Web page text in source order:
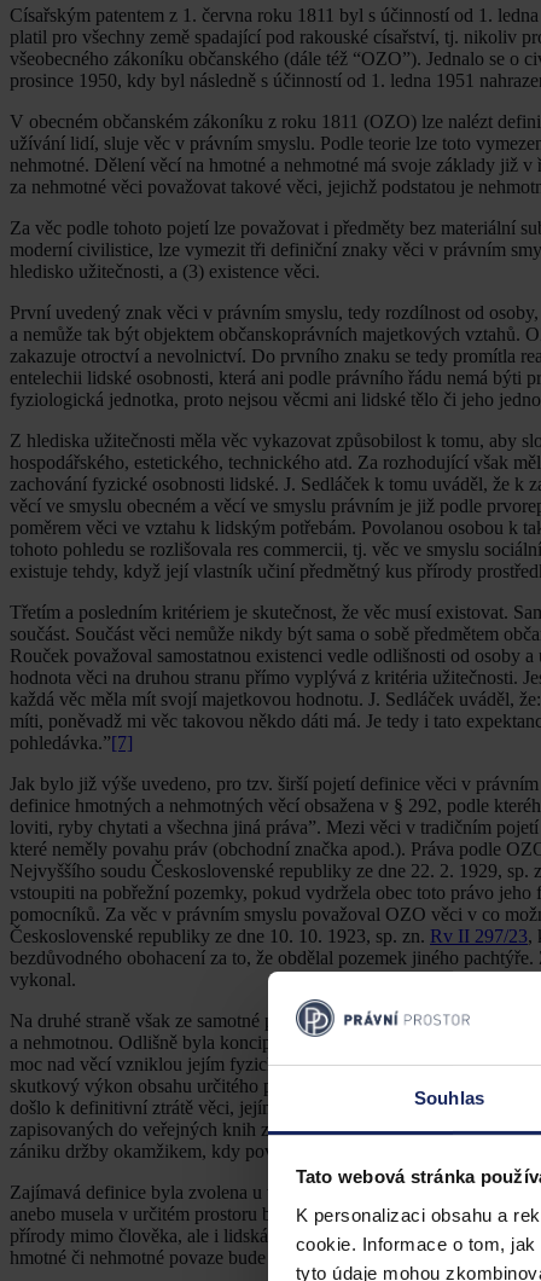
Souhlas
Tato webová stránka
K personalizaci obsahu a
cookie. Informace o tom,
tyto údaje mohou
Císařským patentem z 1. června roku 1811 byl s účinností od 1.
platil pro všechny země spadající pod rakouské císařství, tj. nikoliv
všeobecného zákoníku občanského (dále též “OZO”). Jednalo se
prosince 1950, kdy byl následně s účinností od 1. ledna 1951
V obecném občanském zákoníku z roku 1811 (OZO) lze nalézt
užívání lidí, sluje věc v právním smyslu. Podle teorie lze toto
nehmotné. Dělení věcí na hmotné a nehmotné má svoje základy již
za nehmotné věci považovat takové věci, jejichž podstatou je
Za věc podle tohoto pojetí lze považovat i předměty bez materiální
moderní civilistice, lze vymezit tři definiční znaky věci v právním
hledisko užitečnosti, a (3) existence věci.
První uvedený znak věci v právním smyslu, tedy rozdílnost od
a nemůže tak být objektem občanskoprávních majetkových vztahů.
zakazuje otroctví a nevolnictví. Do prvního znaku se tedy promítla
entelechii lidské osobnosti, která ani podle právního řádu nemá býti
fyziologická jednotka, proto nejsou věcmi ani lidské tělo či jeho
Z hlediska užitečnosti měla věc vykazovat způsobilost k tomu, aby
hospodářského, estetického, technického atd. Za rozhodující však
zachování fyzické osobnosti lidské. J. Sedláček k tomu uváděl, že k
věcí ve smyslu obecném a věcí ve smyslu právním je již podle
poměrem věci ve vztahu k lidským potřebám. Povolanou osobou k
tohoto pohledu se rozlišovala res commercii, tj. věc ve smyslu
existuje tehdy, když její vlastník učiní předmětný kus přírody
Třetím a posledním kritériem je skutečnost, že věc musí existovat.
součást. Součást věci nemůže nikdy být sama o sobě předmětem
Rouček považoval samostatnou existenci vedle odlišnosti od osoby
hodnota věci na druhou stranu přímo vyplývá z kritéria užitečnosti.
každá věc měla mít svojí majetkovou hodnotu. J. Sedláček uváděl,
míti, poněvadž mi věc takovou někdo dáti má. Je tedy i tato
pohledávka.”[7]
Jak bylo již výše uvedeno, pro tzv. širší pojetí definice věci v
definice hmotných a nehmotných věcí obsažena v § 292, podle
loviti, ryby chytati a všechna jiná práva”. Mezi věci v tradičním
které neměly povahu práv (obchodní značka apod.). Práva podle
Nejvyššího soudu Československé republiky ze dne 22. 2. 1929, sp.
vstoupiti na pobřežní pozemky, pokud vydržela obec toto právo
pomocníků. Za věc v právním smyslu považoval OZO věci v co
Československé republiky ze dne 10. 10. 1923, sp. zn. Rv II 297/23,
bezdůvodného obohacení za to, že obdělal pozemek jiného
vykonal.
Na druhé straně však ze samotné právní úpravy držby práv, která
a nehmotnou. Odlišně byla koncipována například povaha držby a
moc nad věcí vzniklou jejím fyzickým uchopením. Ve své podstatě
skutkový výkon obsahu určitého práva.
Odlišně byl koncipován
došlo k definitivní ztrátě věci, jejímu dobrovolnému opuštění anebo
zapisovaných do veřejných knih zanikala okamžikem jejich výmazu
zániku držby okamžikem, kdy povinná strana odepřela něco konat či
Zajímavá definice byla zvolena u věcí hmotných, kdy kritériem není
anebo musela v určitém prostoru být vnímatelná. K tomuto F.
přírody mimo člověka, ale i lidská činnost, která je smysly
hmotné či nehmotné povaze bude rozhodovat obchod a nikoli fyzika.